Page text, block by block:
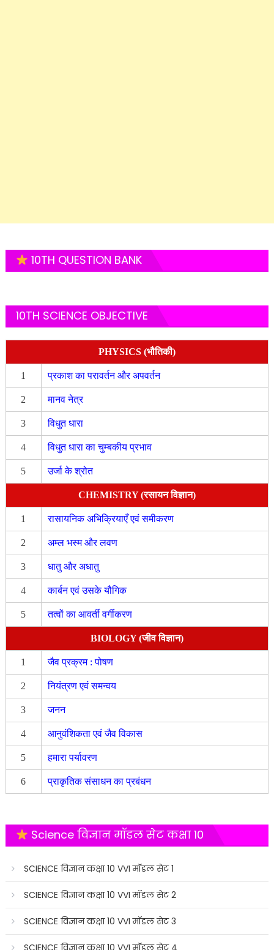
10TH QUESTION BANK
10TH SCIENCE OBJECTIVE
PHYSICS (भौतिकी)
1 प्रकाश का परावर्तन और अपवर्तन
2 मानव नेत्र
3 विधुत धारा
4 विधुत धारा का चुम्बकीय प्रभाव
5 उर्जा के श्रोत
CHEMISTRY (रसायन विज्ञान)
1 रासायनिक अभिक्रियाएँ एवं समीकरण
2 अम्ल भस्म और लवण
3 धातु और अधातु
4 कार्बन एवं उसके यौगिक
5 तत्वों का आवर्ती वर्गीकरण
BIOLOGY (जीव विज्ञान)
1 जैव प्रक्रम : पोषण
2 नियंत्रण एवं समन्वय
3 जनन
4 आनुवंशिकता एवं जैव विकास
5 हमारा पर्यावरण
6 प्राकृतिक संसाधन का प्रबंधन
Science विज्ञान मॉडल सेट कक्षा 10
SCIENCE विज्ञान कक्षा 10 VVI मॉडल सेट 1
SCIENCE विज्ञान कक्षा 10 VVI मॉडल सेट 2
SCIENCE विज्ञान कक्षा 10 VVI मॉडल सेट 3
SCIENCE विज्ञान कक्षा 10 VVI मॉडल सेट 4